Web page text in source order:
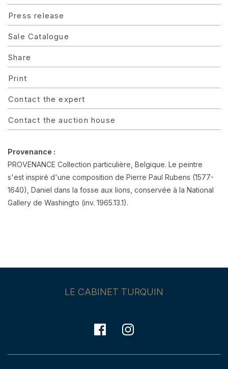
Press release
Sale Catalogue
Share
Print
Contact the expert
Contact the auction house
Provenance :
PROVENANCE Collection particulière, Belgique. Le peintre
s'est inspiré d'une composition de Pierre Paul Rubens (1577-
1640), Daniel dans la fosse aux lions, conservée à la National
Gallery de Washingto (inv. 1965.13.1).
LE CABINET TURQUIN